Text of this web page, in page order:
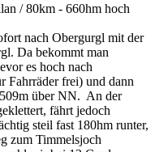
/ 80km - 660hm hoch
nach Obergurgl mit der
Da bekommt man
es hoch nach
Fahrräder frei) und dann
über NN. An der
fährt jedoch
steil fast 180hm runter,
zum Timmelsjoch